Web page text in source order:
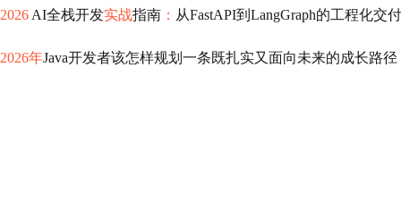
2026 AI全栈开发实战指南 ： 从FastAPI到LangGraph的工程化交付
2026年Java开发者该怎样规划一条既扎实又面向未来的成长路径